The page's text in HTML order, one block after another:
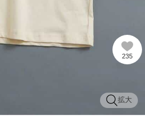
235
拡大